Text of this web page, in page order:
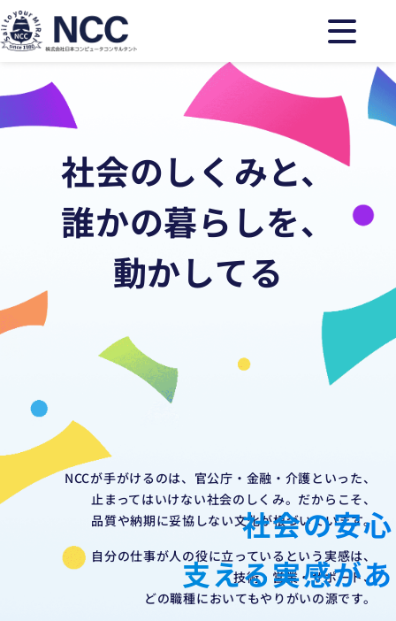
社会のしくみと、
誰かの暮らしを、
動かしてる
社会の安
支える実感が
NCCが手がけるのは、 官公庁・金融・介護といった、
止まってはいけない社会のしくみ。 だからこそ、
品質や納期に妥協しない文化が根づいています。
自分の仕事が人の役に立っているという実感は、
技術・営業・サポート、
どの職種においてもやりがいの源です。